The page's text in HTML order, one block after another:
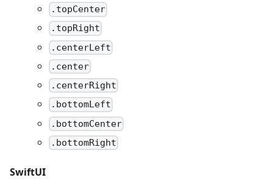
.topCenter
.topRight
.centerLeft
.center
.centerRight
.bottomLeft
.bottomCenter
.bottomRight
SwiftUI